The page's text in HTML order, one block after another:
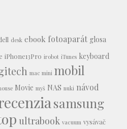
desk ebook fotoaparát glosa
iPhone13Pro irobot iTunes keyboard
mac mini mobil
Movie myš NAS nuki návod
samsung
ultrabook vacuum vysávač